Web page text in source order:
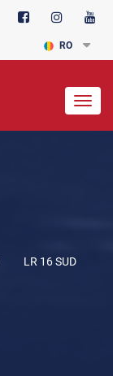
RO
LR 16 SUD